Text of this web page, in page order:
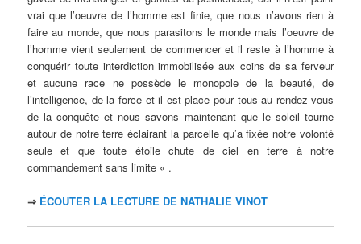
vrai que l’oeuvre de l’homme est finie, que nous n’avons rien à
faire au monde, que nous parasitons le monde mais l’oeuvre de
l’homme vient seulement de commencer et il reste à l’homme à
conquérir toute interdiction immobilisée aux coins de sa ferveur
et aucune race ne possède le monopole de la beauté, de
l’intelligence, de la force et il est place pour tous au rendez-vous
de la conquête et nous savons maintenant que le soleil tourne
autour de notre terre éclairant la parcelle qu’a fixée notre volonté
seule et que toute étoile chute de ciel en terre à notre
commandement sans limite « .
⇒ ÉCOUTER LA LECTURE DE NATHALIE VINOT